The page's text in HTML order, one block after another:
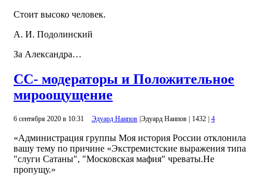
Стоит высоко человек.
А. И. Подолинский
За Александра…
СС- модераторы и Положительное
мироощущение
6 сентября 2020 в 10:31 Эдуард Наипов |Эдуард Наипов | 1432 | 4
«Администрация группы Моя история России отклонила
вашу тему по причине «Экстремистские выражения типа
"слуги Сатаны", "Московская мафия" чреваты.Не
пропущу.»